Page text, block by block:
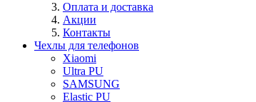
Оплата и доставка
Акции
Контакты
Чехлы для телефонов
Xiaomi
Ultra PU
SAMSUNG
Elastic PU